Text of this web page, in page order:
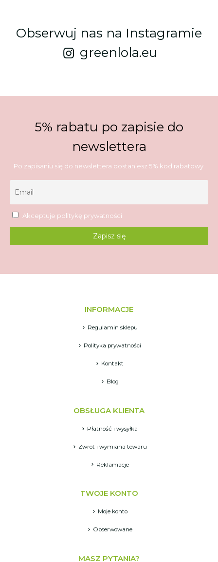
Obserwuj nas na Instagramie
greenlola.eu
5% rabatu po zapisie do
newslettera
Po zapisaniu się do newslettera dostaniesz 5% kod rabatowy.
Akceptuje politykę prywatności
INFORMACJE
Regulamin sklepu
Polityka prywatności
Kontakt
Blog
OBSŁUGA KLIENTA
Płatność i wysyłka
Zwrot i wymiana towaru
Reklamacje
TWOJE KONTO
Moje konto
Obserwowane
MASZ PYTANIA?